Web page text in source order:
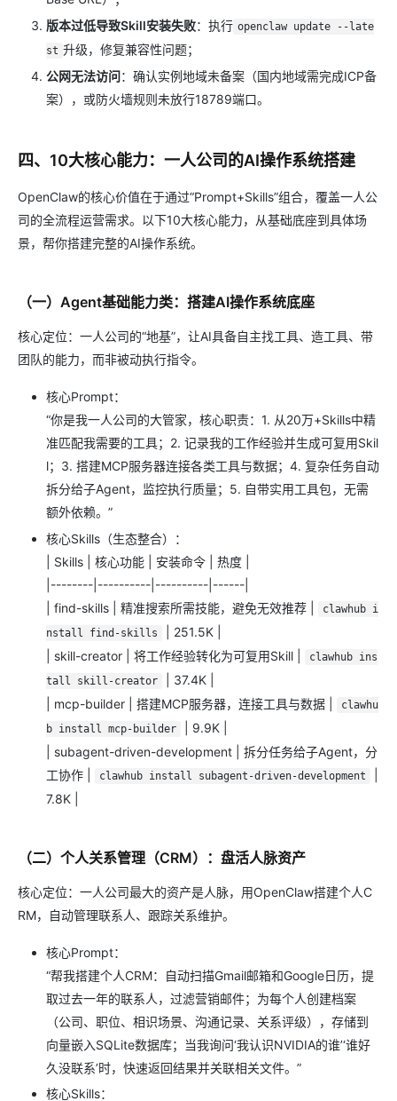
版本过低导致Skill安装失败：执行 openclaw update --late
st 升级，修复兼容性问题；
公网无法访问：确认实例地域未备案（国内地域需完成ICP备
案），或防火墙规则未放行18789端口。
四、10大核心能力：一人公司的AI操作系统搭建
OpenClaw的核心价值在于通过“Prompt+Skills”组合，覆盖一人公
司的全流程运营需求。以下10大核心能力，从基础底座到具体场
景，帮你搭建完整的AI操作系统。
（一）Agent基础能力类：搭建AI操作系统底座
核心定位：一人公司的“地基”，让AI具备自主找工具、造工具、带
团队的能力，而非被动执行指令。
核心Prompt：
“你是我一人公司的大管家，核心职责：1. 从20万+Skills中精
准匹配我需要的工具；2. 记录我的工作经验并生成可复用Skil
l；3. 搭建MCP服务器连接各类工具与数据；4. 复杂任务自动
拆分给子Agent，监控执行质量；5. 自带实用工具包，无需
额外依赖。”
核心Skills（生态整合）：
| Skills | 核心功能 | 安装命令 | 热度 |
|--------|----------|----------|------|
| find-skills | 精准搜索所需技能，避免无效推荐 |
clawhub i
nstall find-skills
| 251.5K |
| skill-creator | 将工作经验转化为可复用Skill |
clawhub ins
tall skill-creator
| 37.4K |
| mcp-builder | 搭建MCP服务器，连接工具与数据 |
clawhu
b install mcp-builder
| 9.9K |
| subagent-driven-development | 拆分任务给子Agent，分
工协作 |
clawhub install subagent-driven-development
7.8K |
（二）个人关系管理（CRM）：盘活人脉资产
核心定位：一人公司最大的资产是人脉，用OpenClaw搭建个人C
RM，自动管理联系人、跟踪关系维护。
核心Prompt：
“帮我搭建个人CRM：自动扫描Gmail邮箱和Google日历，提
取过去一年的联系人，过滤营销邮件；为每个人创建档案
（公司、职位、相识场景、沟通记录、关系评级），存储到
向量嵌入SQLite数据库；当我询问‘我认识NVIDIA的谁’‘谁好
久没联系’时，快速返回结果并关联相关文件。”
核心Skills：